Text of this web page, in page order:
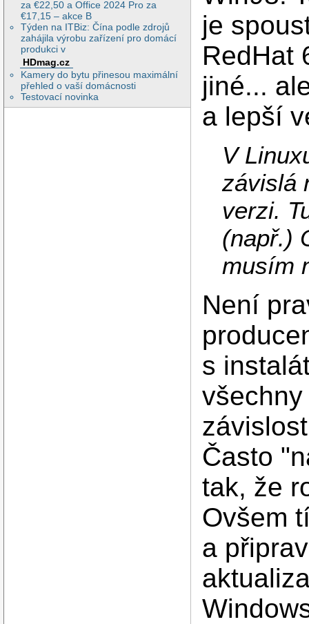
za €22,50 a Office 2024 Pro za
€17,15 – akce B
Týden na ITBiz: Čína podle zdrojů
zahájila výrobu zařízení pro domácí
produkci v
HDmag.cz
Kamery do bytu přinesou maximální
přehled o vaší domácnosti
Testovací novinka
je
RedHat
jiné...
a lepší
V
závislá
verzi.
(např.)
musím
Není
s
Často
tak, že
Ovšem
a